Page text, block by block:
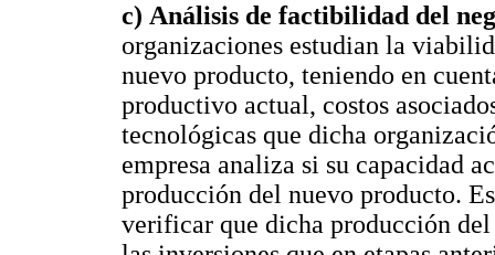
c) Análisis de factibilidad del
organizaciones estudian la
nuevo producto, teniendo en
productivo actual, costos
tecnológicas que dicha
empresa analiza si su capacidad
producción del nuevo producto.
verificar que dicha producción del